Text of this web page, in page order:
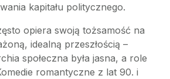
kapitału politycznego.
opiera swoją tożsamość na
idealną przeszłością –
społeczna była jasna, a role
romantyczne z lat 90. i